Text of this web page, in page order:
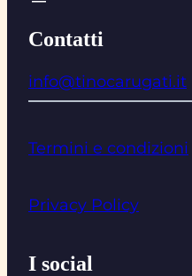
Contatti
info@tinocarugati.it
Termini e condizioni
Privacy Policy
I social